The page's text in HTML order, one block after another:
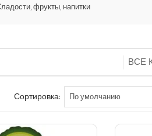
фрукты, напитки
Сортировка: